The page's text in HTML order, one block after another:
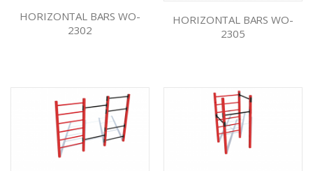
HORIZONTAL BARS WO-
2302
HORIZONTAL BARS WO-
2305